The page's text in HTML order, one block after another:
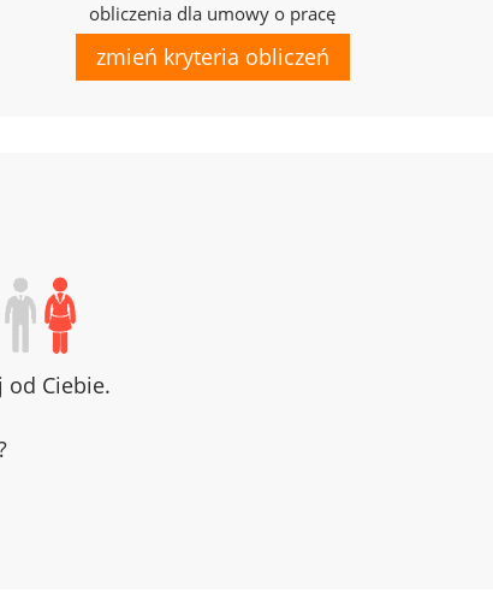
obliczenia dla umowy o pracę
zmień kryteria obliczeń
od Ciebie.